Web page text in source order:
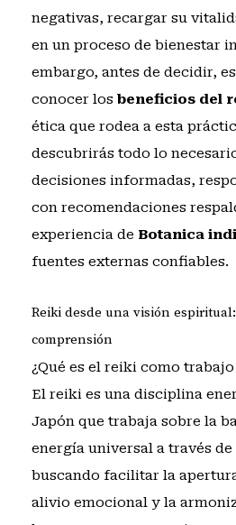
negativas, recargar su
en un proceso de bienestar
embargo, antes de decidir,
conocer los beneficios del
ética que rodea a esta
descubrirás todo lo
decisiones informadas,
con recomendaciones
experiencia de Botanica
fuentes externas confiables.
Reiki desde una visión
comprensión
¿Qué es el reiki como
El reiki es una disciplina
Japón que trabaja sobre la
energía universal a través de
buscando facilitar la
alivio emocional y la